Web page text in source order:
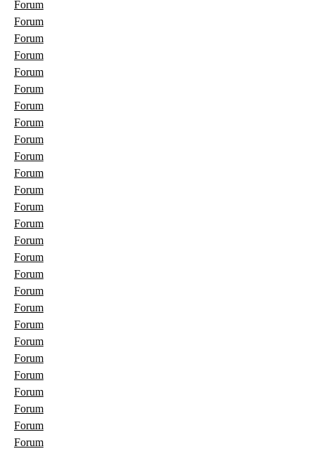
Forum
Forum
Forum
Forum
Forum
Forum
Forum
Forum
Forum
Forum
Forum
Forum
Forum
Forum
Forum
Forum
Forum
Forum
Forum
Forum
Forum
Forum
Forum
Forum
Forum
Forum
Forum